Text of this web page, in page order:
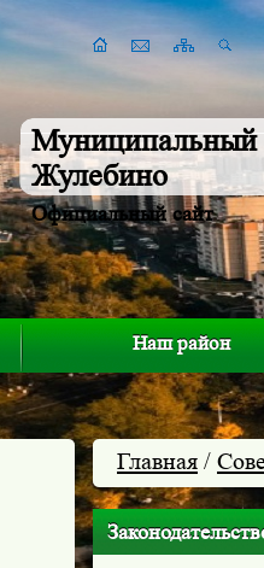
Муниципальный
Жулебино
Официальный сайт
Наш район
Главная /